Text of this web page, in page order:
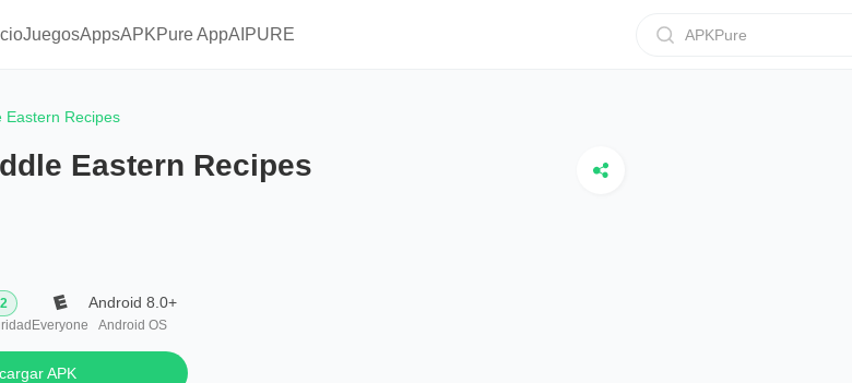
JuegosAppsAPKPure AppAIPURE APKPure
Eastern Recipes
Eastern Recipes
Everyone
Android 8.0+
Android OS
APK